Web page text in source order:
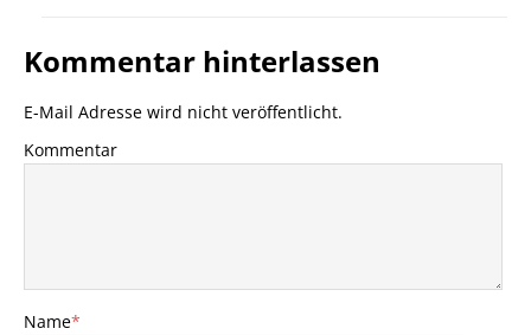
Kommentar hinterlassen
E-Mail Adresse wird nicht veröffentlicht.
Kommentar
Name*